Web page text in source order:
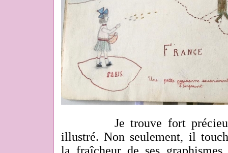
Je trouve fort
illustré. Non seulement, il